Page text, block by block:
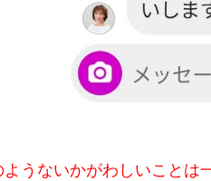
うないかがわしいことは